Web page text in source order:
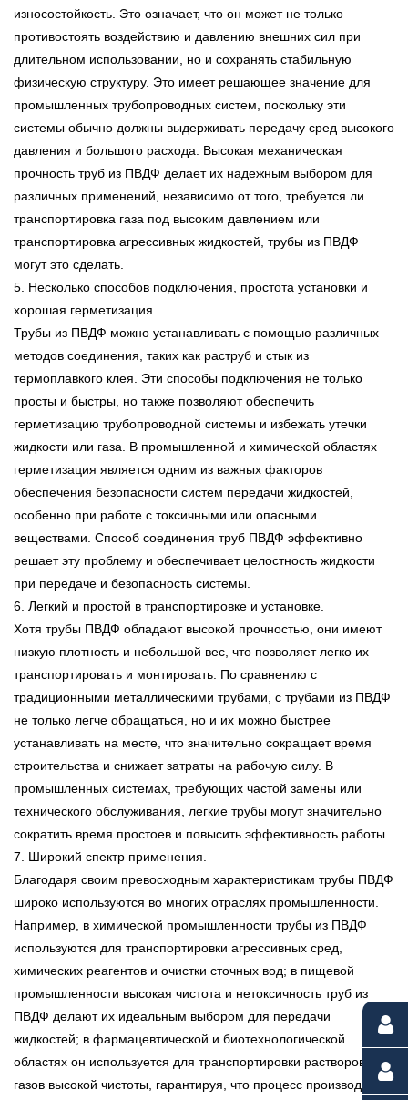
износостойкость. Это означает, что он может не только
противостоять воздействию и давлению внешних сил при
длительном использовании, но и сохранять стабильную
физическую структуру. Это имеет решающее значение для
промышленных трубопроводных систем, поскольку эти
системы обычно должны выдерживать передачу сред высокого
давления и большого расхода. Высокая механическая
прочность труб из ПВДФ делает их надежным выбором для
различных применений, независимо от того, требуется ли
транспортировка газа под высоким давлением или
транспортировка агрессивных жидкостей, трубы из ПВДФ
могут это сделать.
5. Несколько способов подключения, простота установки и
хорошая герметизация.
Трубы из ПВДФ можно устанавливать с помощью различных
методов соединения, таких как раструб и стык из
термоплавкого клея. Эти способы подключения не только
просты и быстры, но также позволяют обеспечить
герметизацию трубопроводной системы и избежать утечки
жидкости или газа. В промышленной и химической областях
герметизация является одним из важных факторов
обеспечения безопасности систем передачи жидкостей,
особенно при работе с токсичными или опасными
веществами. Способ соединения труб ПВДФ эффективно
решает эту проблему и обеспечивает целостность жидкости
при передаче и безопасность системы.
6. Легкий и простой в транспортировке и установке.
Хотя трубы ПВДФ обладают высокой прочностью, они имеют
низкую плотность и небольшой вес, что позволяет легко их
транспортировать и монтировать. По сравнению с
традиционными металлическими трубами, с трубами из ПВДФ
не только легче обращаться, но и их можно быстрее
устанавливать на месте, что значительно сокращает время
строительства и снижает затраты на рабочую силу. В
промышленных системах, требующих частой замены или
технического обслуживания, легкие трубы могут значительно
сократить время простоев и повысить эффективность работы.
7. Широкий спектр применения.
Благодаря своим превосходным характеристикам трубы ПВДФ
широко используются во многих отраслях промышленности.
Например, в химической промышленности трубы из ПВДФ
используются для транспортировки агрессивных сред,
химических реагентов и очистки сточных вод; в пищевой
промышленности высокая чистота и нетоксичность труб из
ПВДФ делают их идеальным выбором для передачи
жидкостей; в фармацевтической и биотехнологической
областях он используется для транспортировки растворов и
газов высокой чистоты, гарантируя, что процесс производства